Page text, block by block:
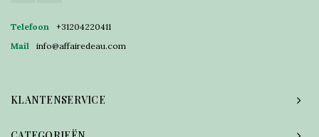
Telefoon
+31204220411
Mail
info@affairedeau.com
KLANTENSERVICE